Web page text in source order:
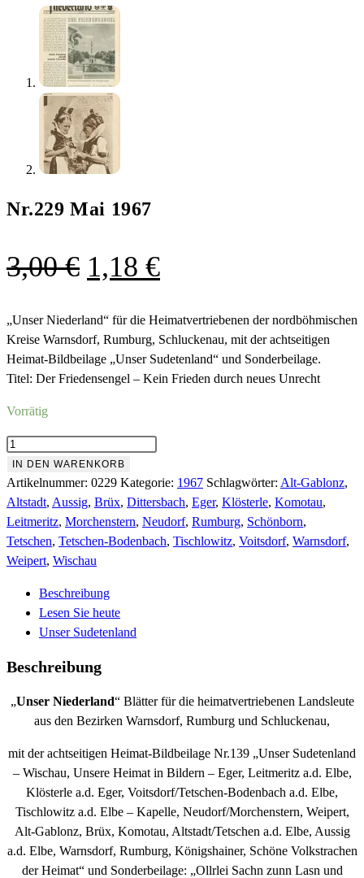
Nr.229 Mai 1967
3,00€ Ursprünglicher
war:
3,00 €
1,18 €Aktueller
ist:
1,18 €.
„Unser Niederland“ für die Heimatvertriebenen der nordböhmischen
Kreise Warnsdorf, Rumburg, Schluckenau, mit der achtseitigen
Heimat-Bildbeilage „Unser Sudetenland“ und Sonderbeilage.
Titel: Der Friedensengel – Kein Frieden durch neues Unrecht
Vorrätig
Nr.229
Mai
1967
Menge
IN DEN WARENKORB
Artikelnummer: 0229 Kategorie: 1967 Schlagwörter: Alt-Gablonz,
Altstadt, Aussig, Brüx, Dittersbach, Eger, Klösterle, Komotau,
Leitmeritz, Morchenstern, Neudorf, Rumburg, Schönborn,
Tetschen, Tetschen-Bodenbach, Tischlowitz, Voitsdorf, Warnsdorf,
Weipert, Wischau
Beschreibung
Lesen Sie heute
Unser Sudetenland
Beschreibung
„Unser Niederland“ Blätter für die heimatvertriebenen Landsleute
aus den Bezirken Warnsdorf, Rumburg und Schluckenau,
mit der achtseitigen Heimat-Bildbeilage Nr.139 „Unser Sudetenland
– Wischau, Unsere Heimat in Bildern – Eger, Leitmeritz a.d. Elbe,
Klösterle a.d. Eger, Voitsdorf/Tetschen-Bodenbach a.d. Elbe,
Tischlowitz a.d. Elbe – Kapelle, Neudorf/Morchenstern, Weipert,
Alt-Gablonz, Brüx, Komotau, Altstadt/Tetschen a.d. Elbe, Aussig
a.d. Elbe, Warnsdorf, Rumburg, Königshainer, Schöne Volkstrachen
der Heimat“ und Sonderbeilage: „Ollrlei Sachn zunn Lasn und